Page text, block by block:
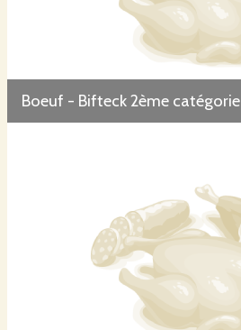
Boeuf - Bifteck 2ème catégorie